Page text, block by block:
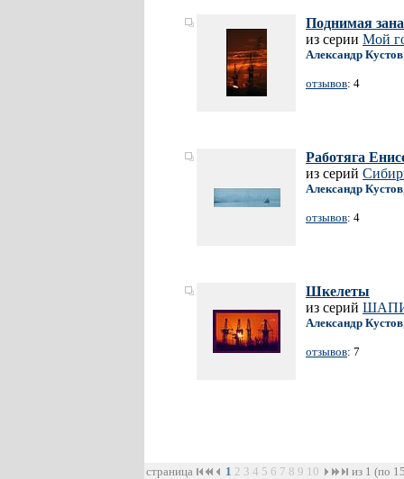
Поднимая
из серии Мой
Александр Кустов
отзывов: 4
Работяга
из серий
Александр Кустов
отзывов: 4
Шкелеты
из серий
Александр Кустов
отзывов: 7
страница 1 2 3 4 5 6 7 8 9 10 из 1 (по